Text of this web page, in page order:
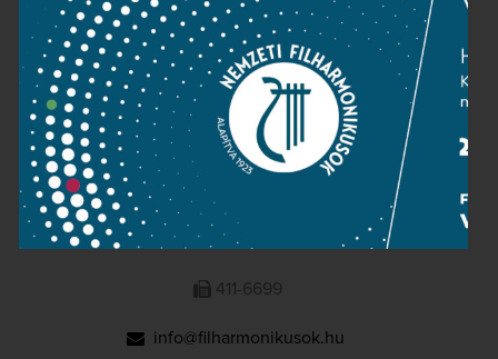
NATIONAL PHILHARMONIC
1095 Budapest, Komor Marcell u. 1. (Müpa)
411-6600
411-6699
info@filharmonikusok.hu